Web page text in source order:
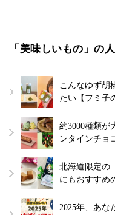
「美味しいもの」の
こんなゆず胡
たい【フミ子
約3000種類が
ンタインチョ
北海道限定の
にもおすすめ
2025年、あな